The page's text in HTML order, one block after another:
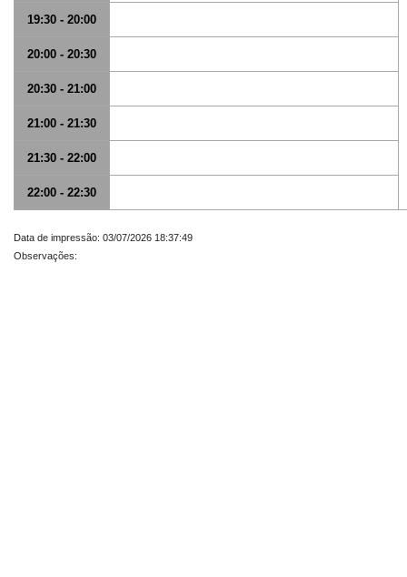
19:30 - 20:00
20:00 - 20:30
20:30 - 21:00
21:00 - 21:30
21:30 - 22:00
22:00 - 22:30
Data de impressão: 03/07/2026 18:37:49
Observações: